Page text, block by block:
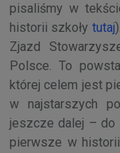
pisaliśmy w
historii szkoły tutaj
Zjazd
Polsce. To
której celem jest
w najstarszych
jeszcze dalej – do
pierwsze w